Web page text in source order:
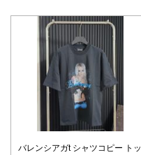
バレンシアガt シャツコピー トッ